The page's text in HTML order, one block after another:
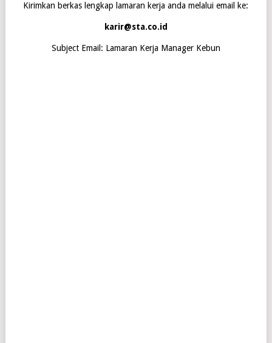
Kirimkan berkas lengkap lamaran kerja anda melalui email ke:
karir@sta.co.id
Subject Email: Lamaran Kerja Manager Kebun